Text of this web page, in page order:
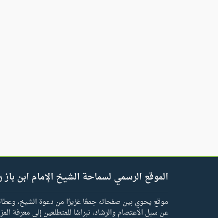
الموقع الرسمي لسماحة الشيخ الإمام ابن باز
موقع يحوي بين صفحاته جمعًا غزيرًا من دعوة الشيخ، وعطائه
عن سبل الاعتصام والرشاد، نبراسًا للمتطلعين إلى معرفة